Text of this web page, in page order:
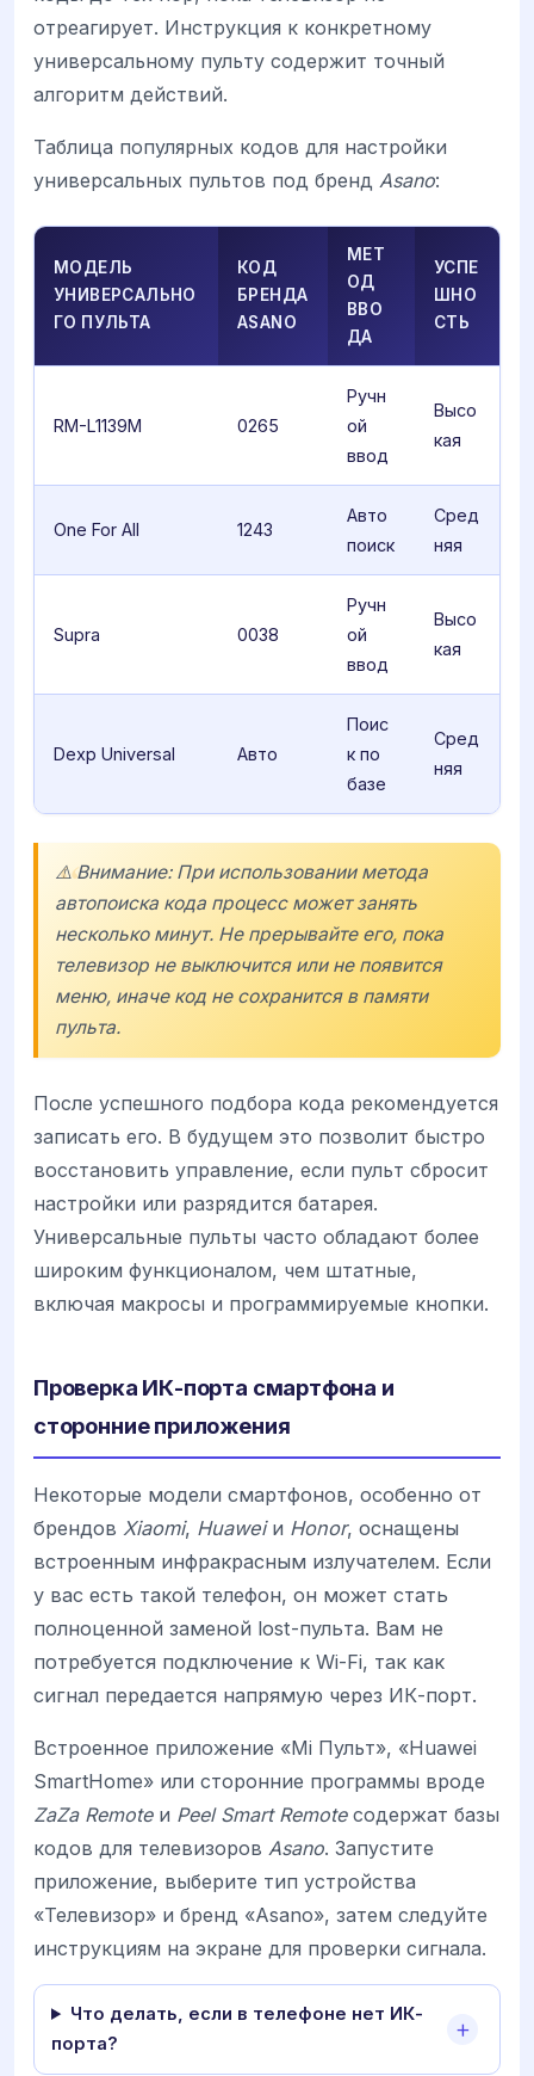
отреагирует. Инструкция к конкретному
универсальному пульту содержит точный
алгоритм действий.
Таблица популярных кодов для настройки
универсальных пультов под бренд Asano:
МОДЕЛЬ
УНИВЕРСАЛЬНО
ГО ПУЛЬТА
КОД
БРЕНДА
ASANO
МЕТ
ОД
ВВО
ДА
УСПЕ
ШНО
СТЬ
RM-L1139M 0265
Ручн
ой
ввод
Высо
кая
One For All 1243
Авто
поиск
Сред
няя
Supra 0038
Ручн
ой
ввод
Высо
кая
Dexp Universal Авто
Поис
к по
базе
Сред
няя
⚠️ Внимание: При использовании метода
автопоиска кода процесс может занять
несколько минут. Не прерывайте его, пока
телевизор не выключится или не появится
меню, иначе код не сохранится в памяти
пульта.
После успешного подбора кода рекомендуется
записать его. В будущем это позволит быстро
восстановить управление, если пульт сбросит
настройки или разрядится батарея.
Универсальные пульты часто обладают более
широким функционалом, чем штатные,
включая макросы и программируемые кнопки.
Проверка ИК-порта смартфона и
сторонние приложения
Некоторые модели смартфонов, особенно от
брендов Xiaomi, Huaweiи Honor, оснащены
встроенным инфракрасным излучателем. Если
у вас есть такой телефон, он может стать
полноценной заменой lost-пульта. Вам не
потребуется подключение к Wi-Fi, так как
сигнал передается напрямую через ИК-порт.
Встроенное приложение «Mi Пульт», «Huawei
SmartHome» или сторонние программы вроде
ZaZa Remoteи Peel Smart Remoteсодержат базы
кодов для телевизоров Asano. Запустите
приложение, выберите тип устройства
«Телевизор» и бренд «Asano», затем следуйте
инструкциям на экране для проверки сигнала.
Что делать, если в телефоне нет ИК-
порта?